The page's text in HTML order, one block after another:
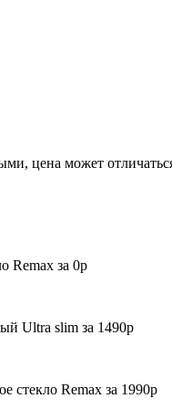
цена может
Remax за 0р
Ultra slim за 1490р
стекло Remax за 1990р